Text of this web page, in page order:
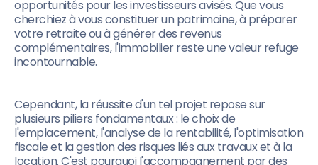
opportunités pour les investisseurs avisés. Que vous
cherchiez à vous constituer un patrimoine, à préparer
votre retraite ou à générer des revenus
complémentaires, l'immobilier reste une valeur refuge
incontournable.
Cependant, la réussite d'un tel projet repose sur
plusieurs piliers fondamentaux : le choix de
l'emplacement, l'analyse de la rentabilité, l'optimisation
fiscale et la gestion des risques liés aux travaux et à la
location. C'est pourquoi l'accompagnement par des